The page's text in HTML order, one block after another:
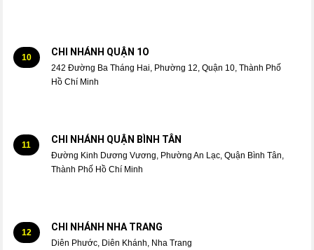
10 CHI NHÁNH QUẬN 1O
242 Đường Ba Tháng Hai, Phường 12, Quận 10, Thành Phố
Hồ Chí Minh
11 CHI NHÁNH QUẬN BÌNH TÂN
Đường Kinh Dương Vương, Phường An Lạc, Quận Bình Tân,
Thành Phố Hồ Chí Minh
12 CHI NHÁNH NHA TRANG
Diên Phước, Diên Khánh, Nha Trang